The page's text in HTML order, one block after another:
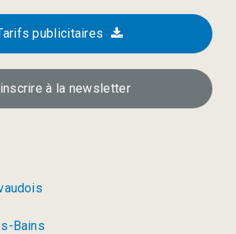
publicitaires
à la newsletter
Bains